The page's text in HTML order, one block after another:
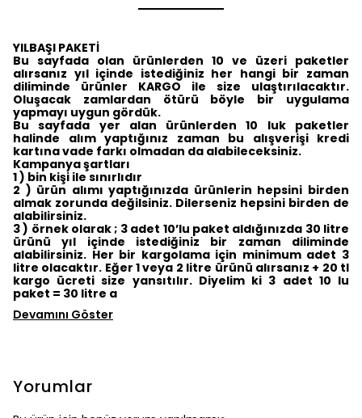
YILBAŞI PAKETİ
Bu sayfada olan ürünlerden 10 ve üzeri paketler
alırsanız yıl içinde istediğiniz her hangi bir zaman
diliminde ürünler KARGO ile size ulaştırılacaktır.
Oluşacak zamlardan ötürü böyle bir uygulama
yapmayı uygun gördük.
Bu sayfada yer alan ürünlerden 10 luk paketler
halinde alım yaptığınız zaman bu alışverişi kredi
kartına vade farkı olmadan da alabileceksiniz.
Kampanya şartları
1 ) bin kişi ile sınırlıdır
2 ) ürün alımı yaptığınızda ürünlerin hepsini birden
almak zorunda değilsiniz. Dilerseniz hepsini birden de
alabilirsiniz.
3 ) örnek olarak ; 3 adet 10’lu paket aldığınızda 30 litre
ürünü yıl içinde istediğiniz bir zaman diliminde
alabilirsiniz. Her bir kargolama için minimum adet 3
litre olacaktır. Eğer 1 veya 2 litre ürünü alırsanız + 20 tl
kargo ücreti size yansıtılır. Diyelim ki 3 adet 10 lu
paket = 30 litre a
Devamını Göster
Yorumlar